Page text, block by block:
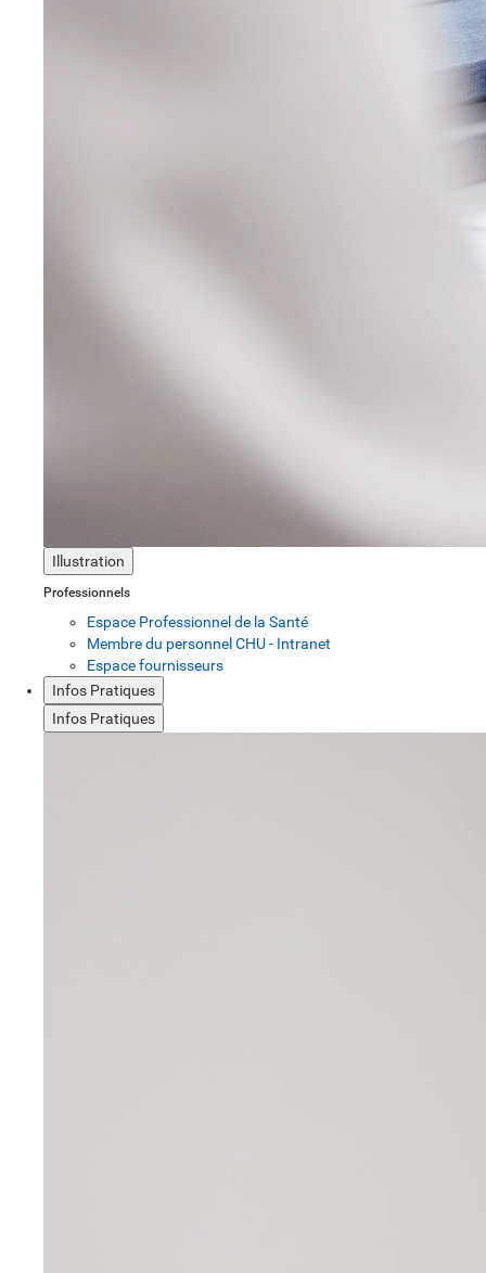
Illustration
Professionnels
Espace Professionnel de la Santé
Membre du personnel CHU - Intranet
Espace fournisseurs
Infos Pratiques
Infos Pratiques